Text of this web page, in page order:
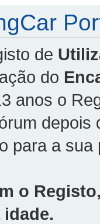
de
do
anos o
para a sua
o